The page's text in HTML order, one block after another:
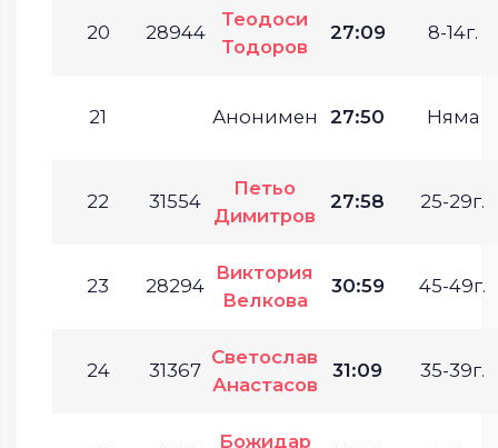
20 28944
Теодоси
Тодоров
27:09 8-14г.
21 Анонимен 27:50 Няма
22 31554
Петьо
Димитров
27:58 25-29г.
23 28294
Виктория
Велкова
30:59 45-49г.
24 31367
Светослав
Анастасов
31:09 35-39г.
Божидар